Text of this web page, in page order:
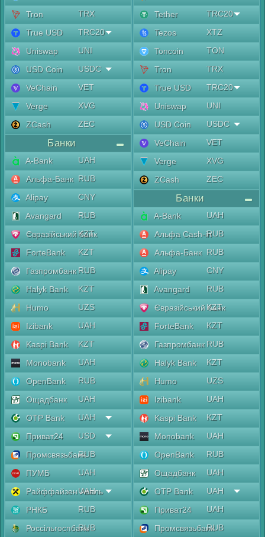
Tron
TRX
True USD
TRC20
Uniswap
UNI
USD Coin
USDC
VeChain
VET
Verge
XVG
ZCash
ZEC
Банки
A-Bank
UAH
Альфа-Банк RUB
Alipay
CNY
Avangard
RUB
Євразійський банк
KZT
ForteBank
KZT
Газпромбанк RUB
Halyk Bank
KZT
Humo
UZS
Izibank
UAH
Kaspi Bank
KZT
Monobank
UAH
OpenBank
RUB
Ощадбанк
UAH
OTP Bank
UAH
Приват24
USD
ПромсвязьбанкRUB
ПУМБ
UAH
Райффайзен Аваль
UAH
РНКБ
RUB
Россільгоспбанк
RUB
Tether
TRC20
Tezos
XTZ
Toncoin
TON
Tron
TRX
True USD
TRC20
Uniswap
UNI
USD Coin
USDC
VeChain
VET
Verge
XVG
ZCash
ZEC
Банки
A-Bank
UAH
Альфа Cash-inRUB
Альфа-Банк RUB
Alipay
CNY
Avangard
RUB
Євразійський банк
KZT
ForteBank
KZT
Газпромбанк RUB
Halyk Bank
KZT
Humo
UZS
Izibank
UAH
Kaspi Bank
KZT
Monobank
UAH
OpenBank
RUB
Ощадбанк
UAH
OTP Bank
UAH
Приват24
UAH
ПромсвязьбанкRUB